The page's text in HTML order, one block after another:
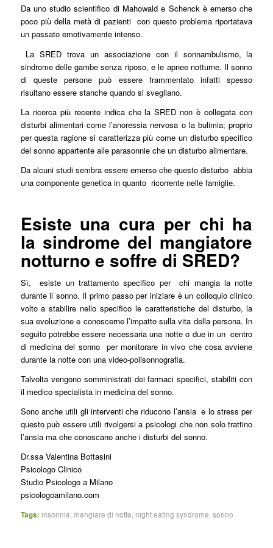
Da uno studio scientifico di Mahowald e Schenck è emerso che
poco più della metà di pazienti con questo problema riportatava
un passato emotivamente intenso.
La SRED trova un associazione con il sonnambulismo, la
sindrome delle gambe senza riposo, e le apnee notturne. Il sonno
di queste persone può essere frammentato infatti spesso
risultano essere stanche quando si svegliano.
La ricerca più recente indica che la SRED non è collegata con
disturbi alimentari come l’anoressia nervosa o la bulimia; proprio
per questa ragione si caratterizza più come un disturbo specifico
del sonno appartente alle parasonnie che un disturbo alimentare.
Da alcuni studi sembra essere emerso che questo disturbo abbia
una componente genetica in quanto ricorrente nelle famiglie.
Esiste una cura per chi ha
la sindrome del mangiatore
notturno e soffre di SRED?
Sì, esiste un trattamento specifico per chi mangia la notte
durante il sonno. Il primo passo per iniziare è un colloquio clinico
volto a stabilire nello specifico le caratteristiche del disturbo, la
sua evoluzione e conoscerne l’impatto sulla vita della persona. In
seguito potrebbe essere necessaria una notte o due in un centro
di medicina del sonno per monitorare in vivo che cosa avviene
durante la notte con una video-polisonnografia.
Talvolta vengono somministrati dei farmaci specifici, stabiliti con
il medico specialista in medicina del sonno.
Sono anche utili gli interventi che riducono l’ansia e lo stress per
questo può essere utili rivolgersi a psicologi che non solo trattino
l’ansia ma che conoscano anche i disturbi del sonno.
Dr.ssa Valentina Bottasini
Psicologo Clinico
Studio Psicologo a Milano
psicologoamilano.com
Tags: insonnia mangiare di notte night eating syndrome sonno